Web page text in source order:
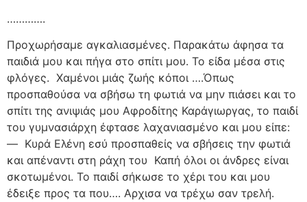
………….
Προχωρήσαμε αγκαλιασμένες. Παρακάτω άφησα τα
παιδιά μου και πήγα στο σπίτι μου. Το είδα μέσα στις
φλόγες. Χαμένοι μιάς ζωής κόποι ….Όπως
προσπαθούσα να σβήσω τη φωτιά να μην πιάσει και το
σπίτι της ανιψιάς μου Αφροδίτης Καράγιωργας, το παιδί
του γυμνασιάρχη έφτασε λαχανιασμένο και μου είπε:
— Κυρά Ελένη εσύ προσπαθείς να σβήσεις την φωτιά
και απέναντι στη ράχη του Καπή όλοι οι άνδρες είναι
σκοτωμένοι. Το παιδί σήκωσε το χέρι του και μου
έδειξε προς τα που…. Αρχισα να τρέχω σαν τρελή.